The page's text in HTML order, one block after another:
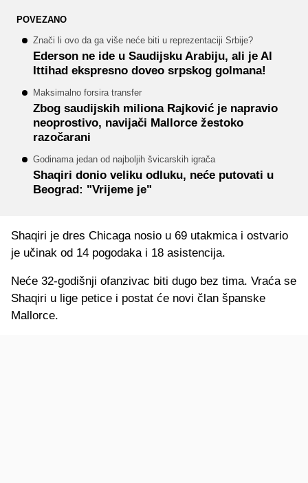
POVEZANO
Znači li ovo da ga više neće biti u reprezentaciji Srbije?
Ederson ne ide u Saudijsku Arabiju, ali je Al
Ittihad ekspresno doveo srpskog golmana!
Maksimalno forsira transfer
Zbog saudijskih miliona Rajković je napravio
neoprostivo, navijači Mallorce žestoko
razočarani
Godinama jedan od najboljih švicarskih igrača
Shaqiri donio veliku odluku, neće putovati u
Beograd: "Vrijeme je"
Shaqiri je dres Chicaga nosio u 69 utakmica i ostvario
je učinak od 14 pogodaka i 18 asistencija.
Neće 32-godišnji ofanzivac biti dugo bez tima. Vraća se
Shaqiri u lige petice i postat će novi član španske
Mallorce.